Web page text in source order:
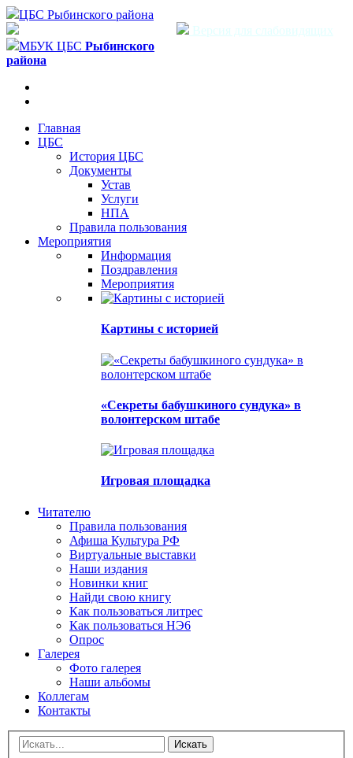
ЦБС Рыбинского района
Версия для слабовидящих
МБУК ЦБС Рыбинского
района
Главная
ЦБС
История ЦБС
Документы
Устав
Услуги
НПА
Правила пользования
Мероприятия
Информация
Поздравления
Мероприятия
Картины с историей
«Секреты бабушкиного сундука» в
волонтерском штабе
Игровая площадка
Читателю
Правила пользования
Афиша Культура РФ
Виртуальные выставки
Наши издания
Новинки книг
Найди свою книгу
Как пользоваться литрес
Как пользоваться НЭ6
Опрос
Галерея
Фото галерея
Наши альбомы
Коллегам
Контакты
Искать